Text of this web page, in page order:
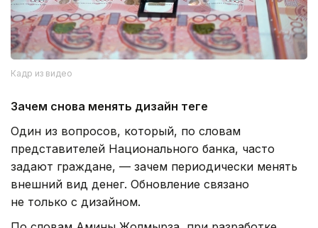
Кадр из видео
Зачем снова менять дизайн теңге
Один из вопросов, который, по словам
представителей Национального банка, часто
задают граждане, — зачем периодически менять
внешний вид денег. Обновление связано
не только с дизайном.